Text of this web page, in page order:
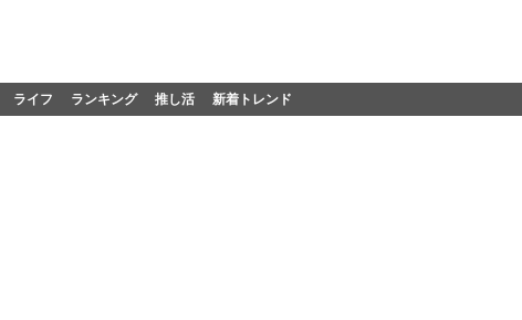
ライフ ランキング 推し活 新着トレンド